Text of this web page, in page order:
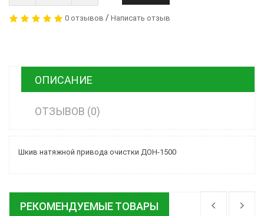
0 отзывов / Написать отзыв
ОПИСАНИЕ
ОТЗЫВОВ (0)
Шкив натяжной привода очистки ДОН-1500
РЕКОМЕНДУЕМЫЕ ТОВАРЫ